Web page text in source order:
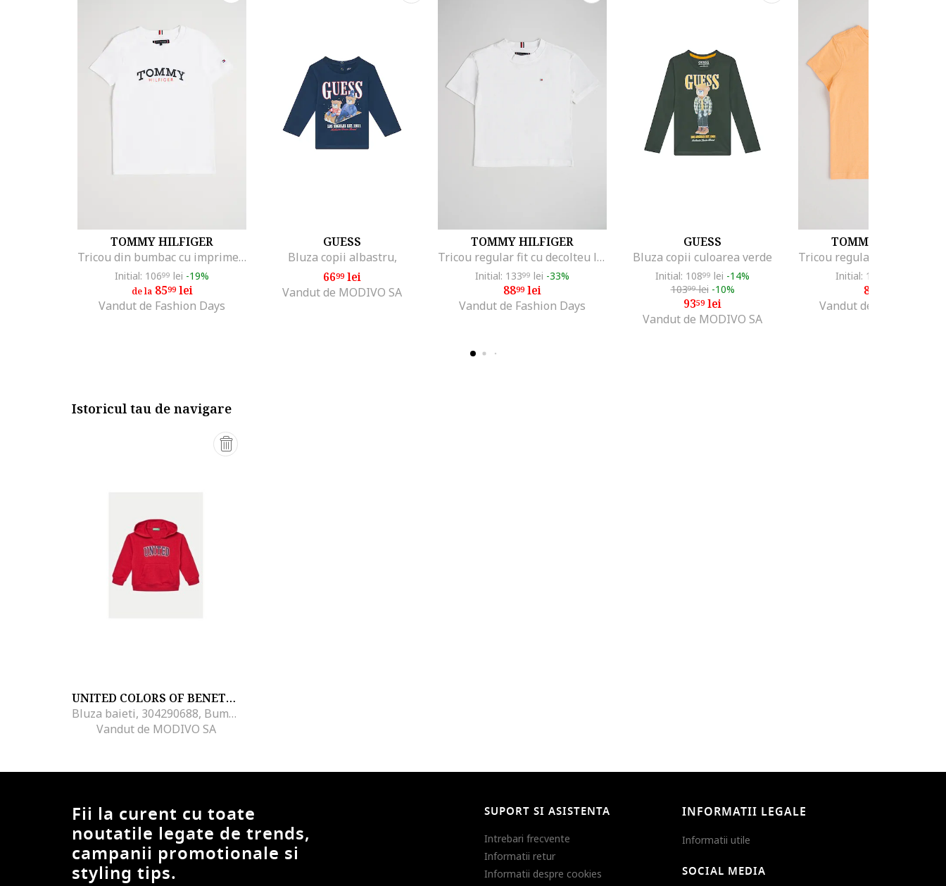
TOMMY HILFIGER
Tricou din bumbac cu imprimeu logo, Alb
Initial: 10699 lei -19%
de la8599lei
Vandut de Fashion Days
GUESS
Bluza copii albastru,
6699lei
Vandut de MODIVO SA
TOMMY HILFIGER
Tricou regular fit cu decolteu la baza gatului, Alb optic
Initial: 13399 lei -33%
8899lei
Vandut de Fashion Days
GUESS
Bluza copii culoarea verde
Initial: 10899 lei -14%
10399lei -10%
9359lei
Vandut de MODIVO SA
TOMMY HILFIGER
Initial: 106
89
Vandut de Fashion Days
Istoricul tau de navigare
UNITED COLORS OF BENETTON
Bluza baieti, 304290688, Bumbac, Negru, Negru
Vandut de MODIVO SA
Fii la curent cu toate
noutatile legate de trends,
campanii promotionale si
styling tips.
SUPORT SI ASISTENTA
Intrebari frecvente
Informatii retur
Informatii despre cookies
INFORMATII LEGALE
Informatii utile
SOCIAL MEDIA